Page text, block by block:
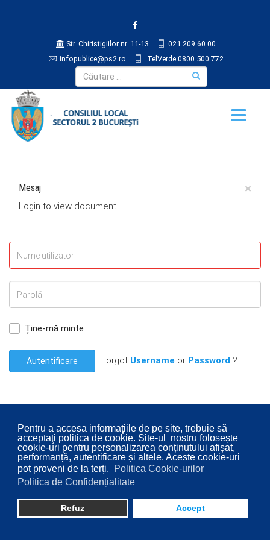
Pentru a accesa informaţiile de pe site, trebuie să
acceptaţi politica de cookie. Site-ul nostru folosește
cookie-uri pentru personalizarea conținutului afișat,
performanță, autentificare și altele. Aceste cookie-uri
pot proveni de la terți.
Politica Cookie-urilor
Politica de Confidențialitate
Refuz Accept
Str. Chiristigiilor nr. 11-13
021.209.60.00
infopublice@ps2.ro
TelVerde 0800.500.772
×
Mesaj
Login to view document
Ține-mă minte
Autentificare Forgot Username or Password ?
© 2026 Consiliul Local al Sectorului 2 București. Designed By
Direcţia Transparenţă Instituţională - Compartimentul
Digitalizare